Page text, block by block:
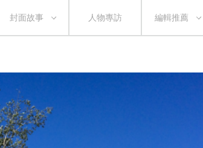
封面故事 人物專訪 編輯推薦